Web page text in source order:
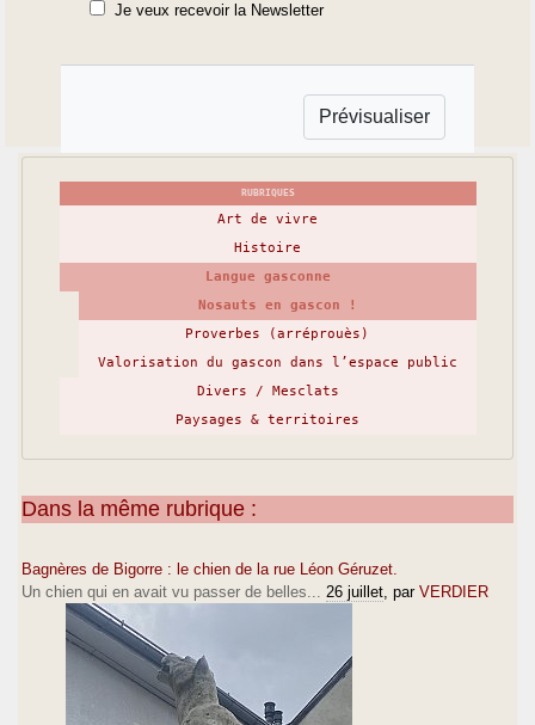
Je veux recevoir la Newsletter
RUBRIQUES
Art de vivre
Histoire
Langue gasconne
Nosauts en gascon !
Proverbes (arréprouès)
Valorisation du gascon dans l’espace public
Divers / Mesclats
Paysages & territoires
Dans la même rubrique :
Bagnères de Bigorre : le chien de la rue Léon Géruzet.
Un chien qui en avait vu passer de belles...
26 juillet , par VERDIER